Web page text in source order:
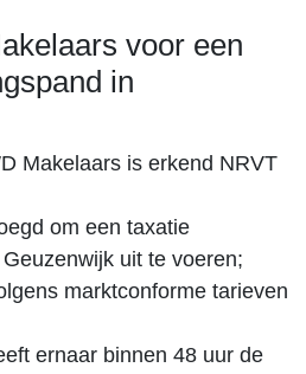
voor een
in
Makelaars is erkend NRVT
om een taxatie
uit te voeren;
marktconforme tarieven
ernaar binnen 48 uur de